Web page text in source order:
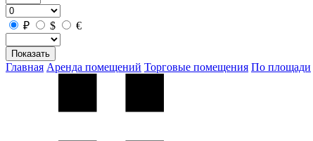
₽ $ €
Показать
Главная Аренда помещений Торговые помещения По площади